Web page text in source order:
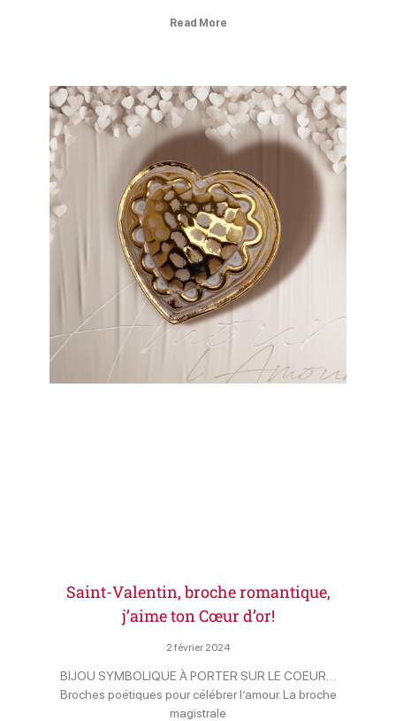
Read More
Saint-Valentin, broche romantique,
j’aime ton Cœur d’or!
2 février 2024
BIJOU SYMBOLIQUE À PORTER SUR LE COEUR…
Broches poétiques pour célébrer l’amour. La broche
magistrale